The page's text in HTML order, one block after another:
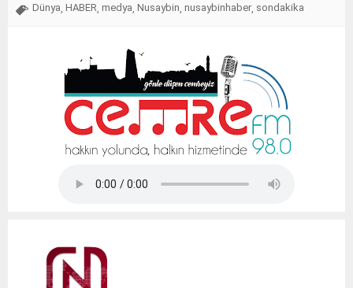
Dünya HABER medya Nusaybin nusaybinhaber sondakika